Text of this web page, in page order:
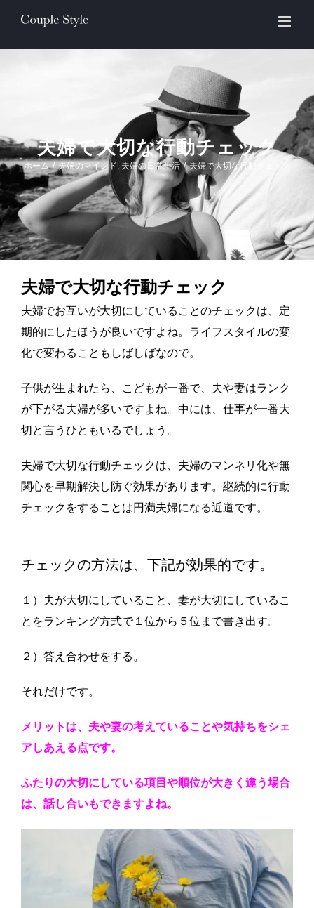
content
夫婦で大切な行動チェック
ホーム / 夫婦のマインド, 夫婦の日常生活 / 夫婦で大切な行動チェック
夫婦で大切な行動チェック
夫婦でお互いが大切にしていることのチェックは、定
期的にしたほうが良いですよね。ライフスタイルの変
化で変わることもしばしばなので。
子供が生まれたら、こどもが一番で、夫や妻はランク
が下がる夫婦が多いですよね。中には、仕事が一番大
切と言うひともいるでしょう。
夫婦で大切な行動チェックは、夫婦のマンネリ化や無
関心を早期解決し防ぐ効果があります。継続的に行動
チェックをすることは円満夫婦になる近道です。
チェックの方法は、下記が効果的です。
１）夫が大切にしていること、妻が大切にしているこ
とをランキング方式で１位から５位まで書き出す。
２）答え合わせをする。
それだけです。
メリットは、夫や妻の考えていることや気持ちをシェ
アしあえる点です。
ふたりの大切にしている項目や順位が大きく違う場合
は、話し合いもできますよね。